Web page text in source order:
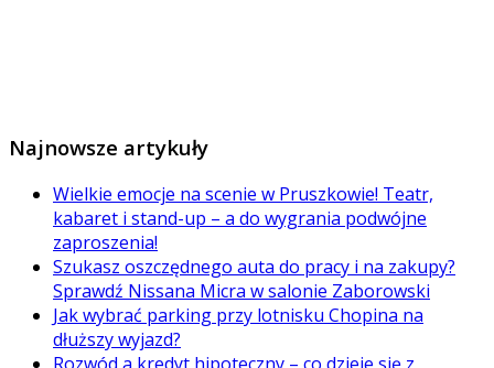
Najnowsze artykuły
Wielkie emocje na scenie w Pruszkowie! Teatr,
kabaret i stand-up – a do wygrania podwójne
zaproszenia!
Szukasz oszczędnego auta do pracy i na zakupy?
Sprawdź Nissana Micra w salonie Zaborowski
Jak wybrać parking przy lotnisku Chopina na
dłuższy wyjazd?